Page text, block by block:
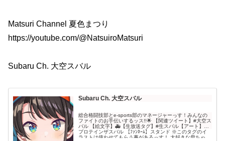
Matsuri Channel 夏色まつり
https://youtube.com/@NatsuiroMatsuri
Subaru Ch. 大空スバル
Subaru Ch. 大空スバル
総合格闘技部とe-sports部のマネージャーっす！みんなの
ファイトのお手伝いするッス!!🌟 【関連ツイート】#大空ス
バル 【絵文字】🚑【生放送タグ】#生スバル【アート】#
プロテインザスバル 【ﾌｧﾝﾈｰﾑ】スタンド ※このタグのイ
ラストは使わせてもらう事があるっす！ 大好きな母ちゃ